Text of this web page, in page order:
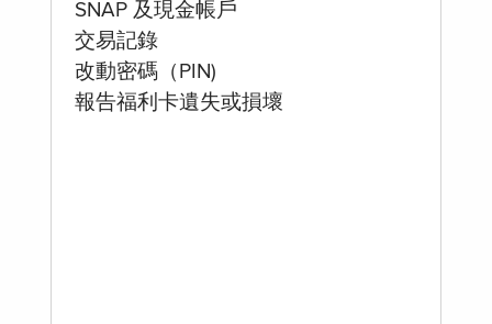
SNAP 及現金帳戶
交易記錄
改動密碼（PIN)
報告福利卡遺失或損壞